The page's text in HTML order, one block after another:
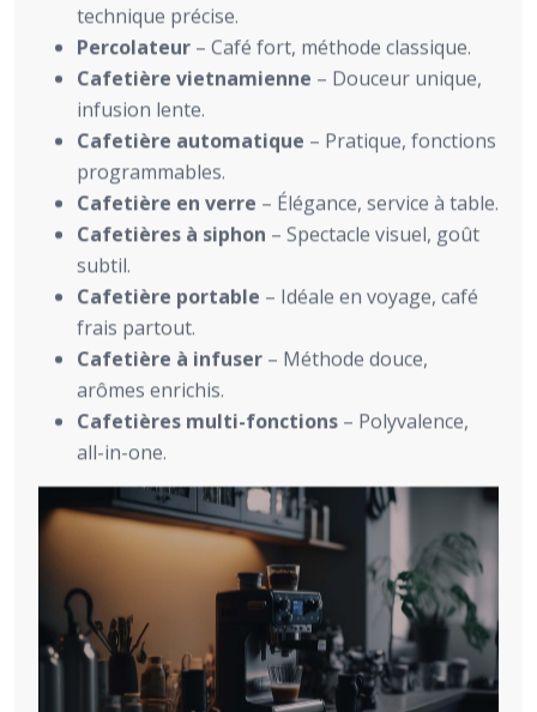
technique précise.
Percolateur – Café fort, méthode classique.
Cafetière vietnamienne – Douceur unique,
infusion lente.
Cafetière automatique – Pratique, fonctions
programmables.
Cafetière en verre – Élégance, service à table.
Cafetières à siphon – Spectacle visuel, goût
subtil.
Cafetière portable – Idéale en voyage, café
frais partout.
Cafetière à infuser – Méthode douce,
arômes enrichis.
Cafetières multi-fonctions – Polyvalence,
all-in-one.